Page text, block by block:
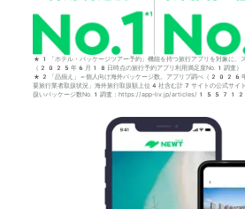
*1「ホテル・パッケージツアー予約」機能を持つ旅行アプリを対象に、
（2025年6月18日時点の旅行予約アプリ利用満足度No.1調査）
*2「品揃え」＝個人向け海外パッケージ数。アプリブ調べ（
要旅行業者取扱状況」海外旅行取扱額上位4社含む計7サイトの公式サイ
扱いパッケージ数No.1調査：https://app-liv.jp/articles/